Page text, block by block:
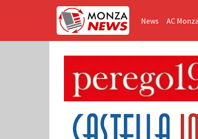
News AC Monza